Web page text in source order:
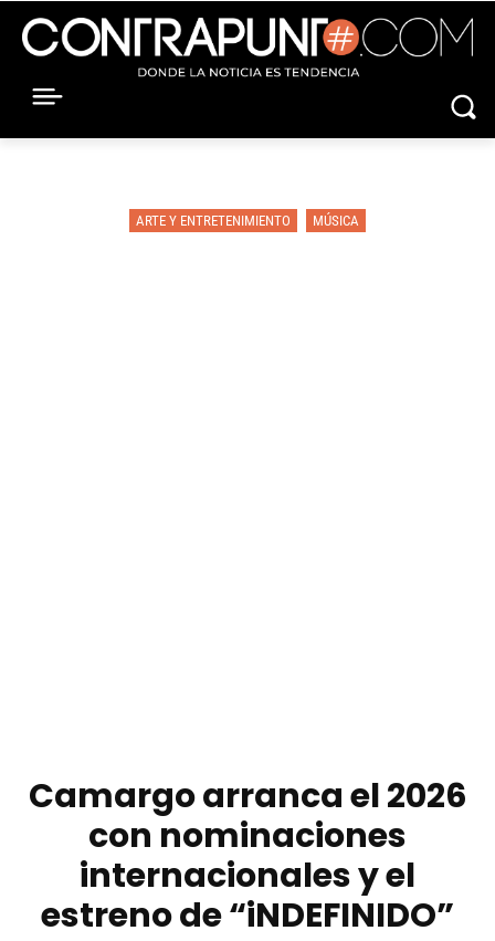
ARTE Y ENTRETENIMIENTO MÚSICA
Camargo arranca el 2026
con nominaciones
internacionales y el
estreno de “iNDEFINIDO”